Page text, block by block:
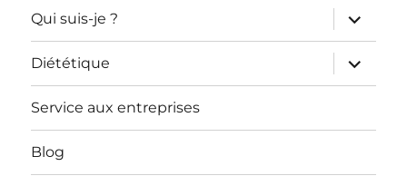
Qui suis-je ?
ouvrir
le
sous-
menu
Diététique
ouvrir
le
sous-
Service aux entreprises
Blog